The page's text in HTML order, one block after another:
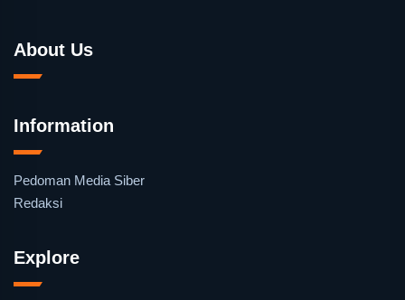
About Us
Information
Pedoman Media Siber
Redaksi
Explore